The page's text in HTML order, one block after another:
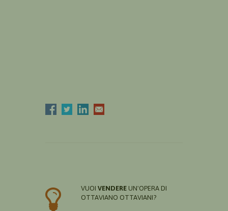
VUOI VENDERE UN'OPERA DI
OTTAVIANO OTTAVIANI?